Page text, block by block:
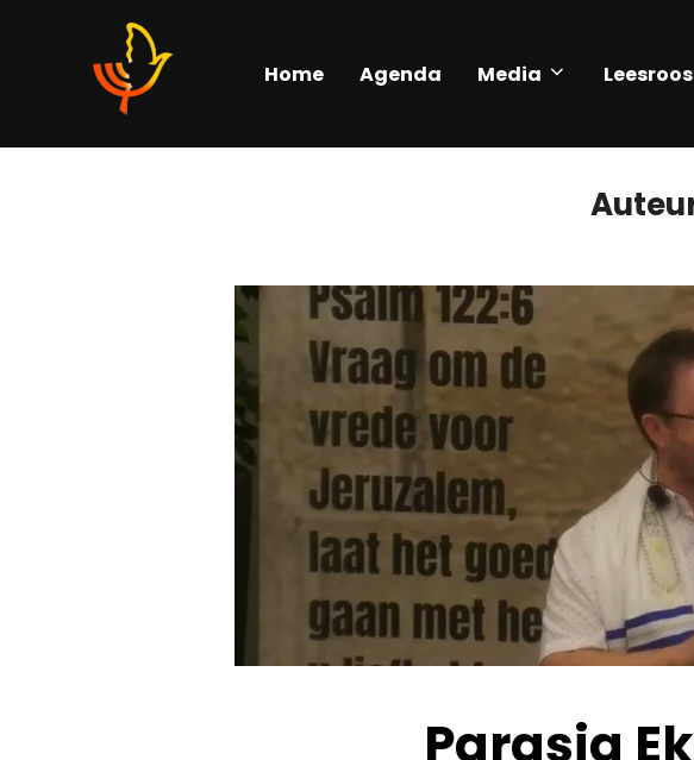
Home Agenda Media
Parasja